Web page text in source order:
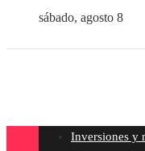
sábado, agosto 8
Inversiones y